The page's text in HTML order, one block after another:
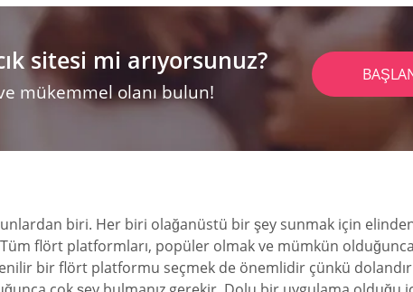
sitesi mi arıyorsunuz?
mükemmel olanı bulun!
biri. Her biri olağanüstü bir şey sunmak için
flört platformları, popüler olmak ve mümkün olduğunca
bir flört platformu seçmek de önemlidir çünkü